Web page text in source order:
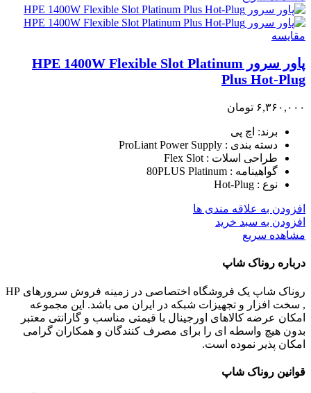
مقایسه
پاور سرور HPE 1400W Flexible Slot Platinum
Plus Hot-Plug
۶,۳۶۰,۰۰۰ تومان
برند: اچ پی
دسته بندی : ProLiant Power Supply
طراحی اسلات : Flex Slot
گواهینامه : 80PLUS Platinum
نوع : Hot-Plug
افزودن به علاقه مندی ها
افزودن به سبد خرید
مشاهده سریع
درباره روناک شاپ
روناک شاپ یک فروشگاه اختصاصی در زمینه فروش سرورهای HP
, سخت افزار و تجهیزات شبکه در ایران می باشد. این مجموعه
امکان عرضه کالاهای اورجینال با قیمتی مناسب و گارانتی معتبر
بدون هیچ واسطه ای را برای مصرف کنندگان و همکاران گرامی
امکان پذیر نموده است.
قوانین روناک شاپ